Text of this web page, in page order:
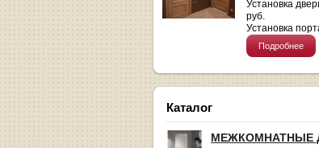
Установка
руб.
Установка
Подробнее
Каталог
МЕЖКОМНАТНЫЕ